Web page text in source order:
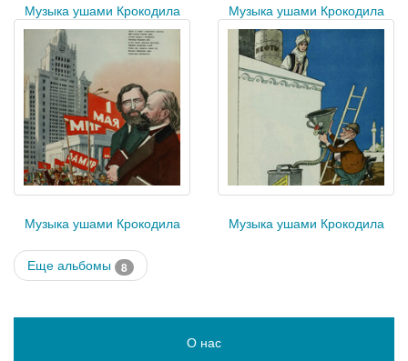
Музыка ушами Крокодила Музыка ушами Крокодила
Музыка ушами Крокодила Музыка ушами Крокодила
Еще альбомы 8
О нас